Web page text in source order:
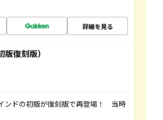
詳細を見る
復刻版）
ンドの初版が復刻版で再登場！ 当時